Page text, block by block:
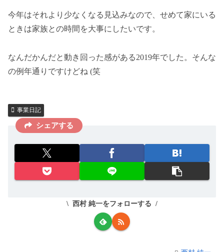
今年はそれより少なくなる見込みなので、せめて家にいる
ときは家族との時間を大事にしたいです。
なんだかんだと動き回った感がある2019年でした。そんな
の例年通りですけどね (笑
事業日記
シェアする
西村 純一をフォローする